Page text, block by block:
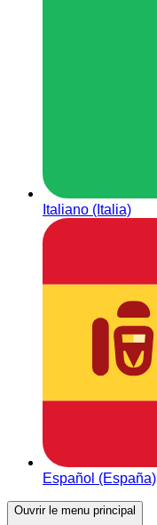
Italiano (Italia)
Español (España)
Ouvrir le menu principal